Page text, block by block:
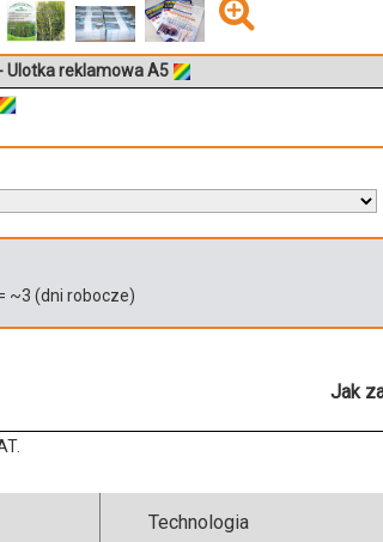
Ulotka reklamowa A5
~3 (dni robocze)
Jak
Technologia